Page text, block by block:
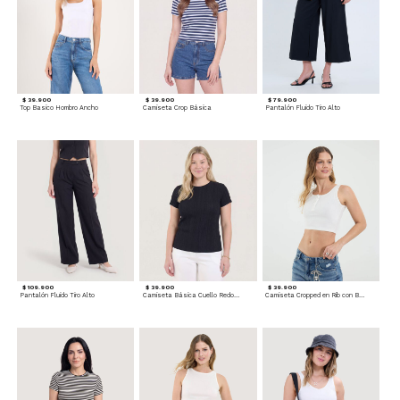
$ 39.900
Top Basico Hombro Ancho
$ 39.900
Camiseta Crop Básica
$ 79.900
Pantalón Fluido Tiro Alto
$ 109.900
Pantalón Fluido Tiro Alto
$ 39.900
Camiseta Básica Cuello Redondo
$ 39.900
Camiseta Cropped en Rib con Botones